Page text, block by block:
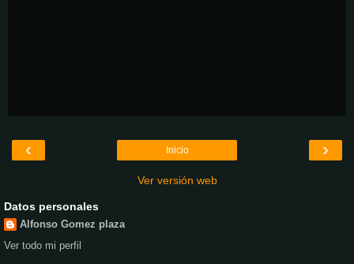
‹ ›
Inicio
Ver versión web
Datos personales
Alfonso Gomez plaza
Ver todo mi perfil